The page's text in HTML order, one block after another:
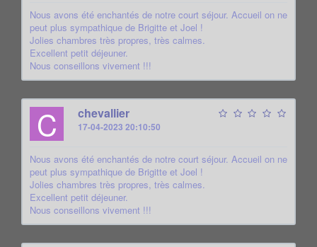
Nous avons été enchantés de notre court séjour. Accueil on ne
peut plus sympathique de Brigitte et Joel !
Jolies chambres très propres, très calmes.
Excellent petit déjeuner.
Nous conseillons vivement !!!
C chevallier
17-04-2023 20:10:50
Nous avons été enchantés de notre court séjour. Accueil on ne
peut plus sympathique de Brigitte et Joel !
Jolies chambres très propres, très calmes.
Excellent petit déjeuner.
Nous conseillons vivement !!!